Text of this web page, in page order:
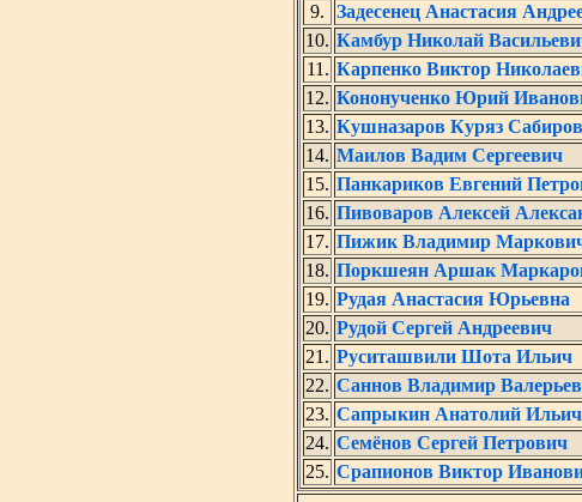
9.
Задесенец Анастасия
10. Камбур Николай
11. Карпенко Виктор
12. Кононученко Юрий
13. Кушназаров Куряз
14. Маилов Вадим Сергеевич
15. Панкариков Евгений
16. Пивоваров Алексей
17. Пижик Владимир
18. Поркшеян Аршак
19. Рудая Анастасия Юрьевна
20. Рудой Сергей Андреевич
21. Руситашвили Шота Ильич
22. Саннов Владимир
23. Сапрыкин Анатолий Ильич
24. Семёнов Сергей Петрович
25. Срапионов Виктор